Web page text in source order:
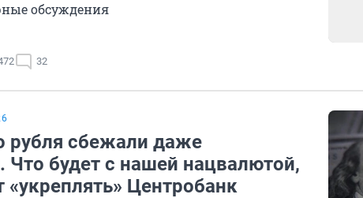
обсуждения
32
рубля сбежали даже
Что будет с нашей нацвалютой,
«укреплять» Центробанк